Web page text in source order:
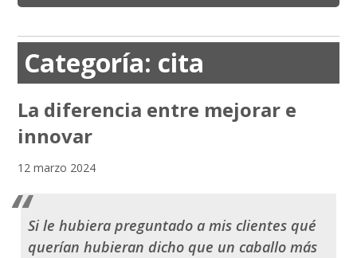
Categoría: cita
La diferencia entre mejorar e
innovar
12 marzo 2024
Si le hubiera preguntado a mis clientes qué
querían hubieran dicho que un caballo más